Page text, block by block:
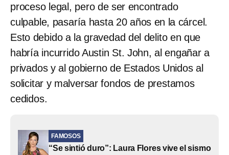
proceso legal, pero de ser encontrado
culpable, pasaría hasta 20 años en la cárcel.
Esto debido a la gravedad del delito en que
habría incurrido Austin St. John, al engañar a
privados y al gobierno de Estados Unidos al
solicitar y malversar fondos de prestamos
cedidos.
FAMOSOS
“Se sintió duro”: Laura Flores vive el sismo